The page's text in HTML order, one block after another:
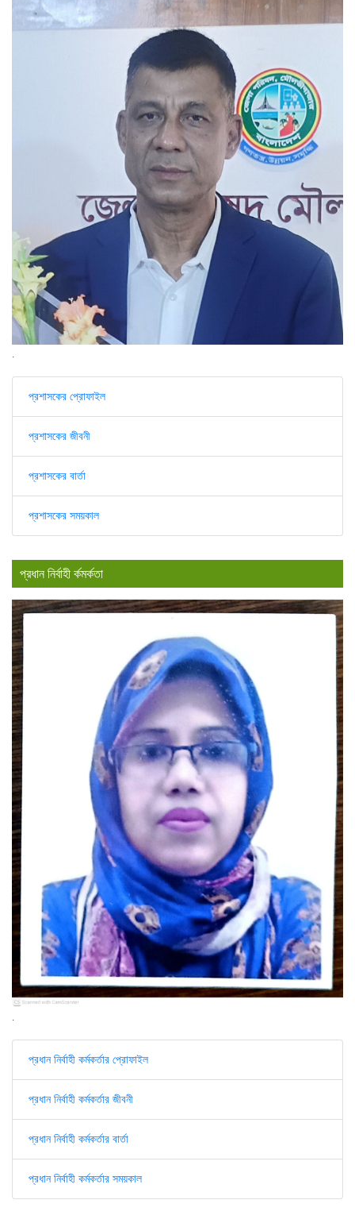
.
প্রশাসকের প্রোফাইল
প্রশাসকের জীবনী
প্রশাসকের বার্তা
প্রশাসকের সময়কাল
প্রধান নির্বাহী র্কমর্কতা
প্রধান নির্বাহী কর্মকর্তার প্রোফাইল
প্রধান নির্বাহী কর্মকর্তার জীবনী
প্রধান নির্বাহী কর্মকর্তার বার্তা
প্রধান নির্বাহী কর্মকর্তার সময়কাল